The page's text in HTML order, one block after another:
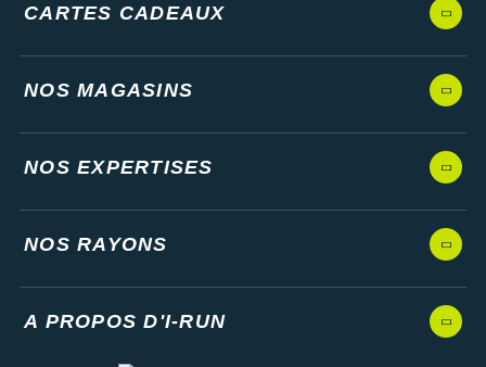
CARTES CADEAUX
NOS MAGASINS
NOS EXPERTISES
NOS RAYONS
A PROPOS D'I-RUN